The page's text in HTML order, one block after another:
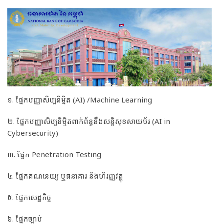
១. ផ្នែកបញ្ញាសិប្បនិម្មិត (AI) /Machine Learning
២. ផ្នែកបញ្ញាសិប្បនិម្មិតពាក់ព័ន្ធនឹងសន្តិសុខសាយប័រ (AI in
Cybersecurity)
៣. ផ្នែក Penetration Testing
៤. ផ្នែកគណនេយ្យ ឬធនាគារ និងហិរញ្ញវត្ថុ
៥. ផ្នែកសេដ្ឋកិច្ច
៦. ផ្នែកច្បាប់